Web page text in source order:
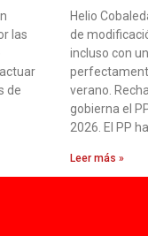
las
de
Helio
de
incluso con
verano.
gobierna el
2026. El PP ha
Leer más »